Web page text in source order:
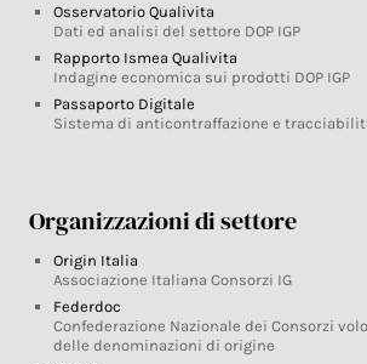
Osservatorio Qualivita
Dati ed analisi del settore DOP IGP
Rapporto Ismea Qualivita
Indagine economica sui prodotti DOP IGP
Passaporto Digitale
Sistema di anticontraffazione e
Organizzazioni di settore
Origin Italia
Associazione Italiana Consorzi IG
Federdoc
Confederazione Nazionale dei Consorzi
delle denominazioni di origine